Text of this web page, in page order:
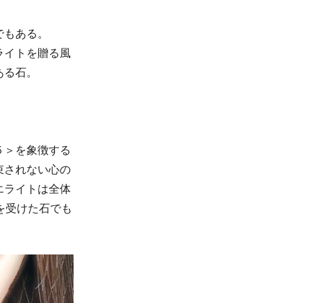
ある。
イトを贈る風
石。
を象徴する
されない心の
イトは全体
受けた石でも